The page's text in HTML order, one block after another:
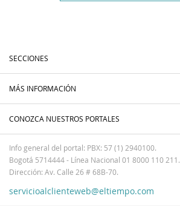
SECCIONES
MÁS INFORMACIÓN
CONOZCA NUESTROS PORTALES
Info general del portal: PBX: 57 (1) 2940100.
Bogotá 5714444 - Línea Nacional 01 8000 110 211.
Dirección: Av. Calle 26 # 68B-70.
servicioalclienteweb@eltiempo.com